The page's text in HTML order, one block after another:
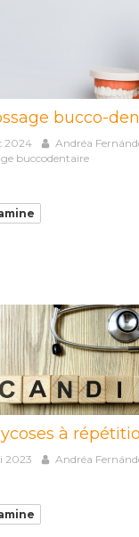
bucco-
2024
Andréa
buccodentaire
à
2023 Andréa